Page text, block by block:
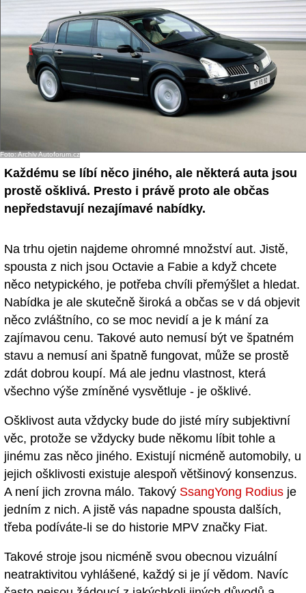
Foto: Archiv Autoforum.cz
Každému se líbí něco jiného, ale některá auta jsou
prostě ošklivá. Presto i právě proto ale občas
nepředstavují nezajímavé nabídky.
Na trhu ojetin najdeme ohromné množství aut. Jistě,
spousta z nich jsou Octavie a Fabie a když chcete
něco netypického, je potřeba chvíli přemýšlet a hledat.
Nabídka je ale skutečně široká a občas se v dá objevit
něco zvláštního, co se moc nevidí a je k mání za
zajímavou cenu. Takové auto nemusí být ve špatném
stavu a nemusí ani špatně fungovat, může se prostě
zdát dobrou koupí. Má ale jednu vlastnost, která
všechno výše zmíněné vysvětluje - je ošklivé.
Ošklivost auta vždycky bude do jisté míry subjektivní
věc, protože se vždycky bude někomu líbit tohle a
jinému zas něco jiného. Existují nicméně automobily, u
jejich ošklivosti existuje alespoň většinový konsenzus.
A není jich zrovna málo. Takový SsangYong Rodius je
jedním z nich. A jistě vás napadne spousta dalších,
třeba podíváte-li se do historie MPV značky Fiat.
Takové stroje jsou nicméně svou obecnou vizuální
neatraktivitou vyhlášené, každý si je jí vědom. Navíc